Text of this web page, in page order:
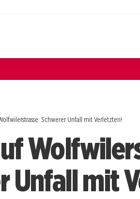
Schwerer Unfall mit Verletzten!
Unfall mit